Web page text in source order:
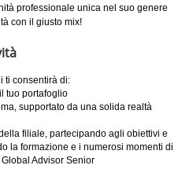
professionale unica nel suo genere
con il giusto mix!
ti consentirà di:
tuo portafoglio
supportato da una solida realtà
filiale, partecipando agli obiettivi e
la formazione e i numerosi momenti di
Advisor Senior